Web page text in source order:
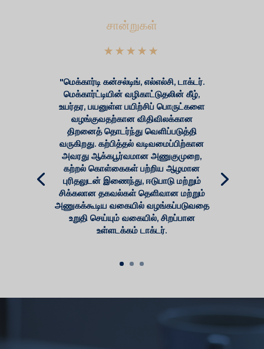
சான்றுகள்
★★★★★
"மெக்கார்டி கன்சல்டிங், எல்எல்சி, டாக்டர்.
மெக்கார்ட்டியின் வழிகாட்டுதலின் கீழ்,
உயர்தர, பயனுள்ள பயிற்சிப் பொருட்களை
வழங்குவதற்கான விதிவிலக்கான
திறனைத் தொடர்ந்து வெளிப்படுத்தி
வருகிறது. கற்பித்தல் வடிவமைப்பிற்கான
அவரது ஆக்கபூர்வமான அணுகுமுறை,
கற்றல் கொள்கைகள் பற்றிய ஆழமான
புரிதலுடன் இணைந்து, ஈடுபாடு மற்றும்
சிக்கலான தகவல்கள் தெளிவான மற்றும்
அணுகக்கூடிய வகையில் வழங்கப்படுவதை
உறுதி செய்யும் வகையில், சிறப்பான
உள்ளடக்கம் டாக்டர்.